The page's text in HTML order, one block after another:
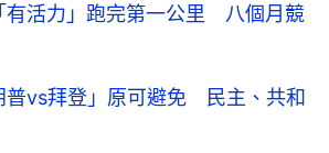
有活力」跑完第一公里 八個月競
普vs拜登」原可避免 民主、共和